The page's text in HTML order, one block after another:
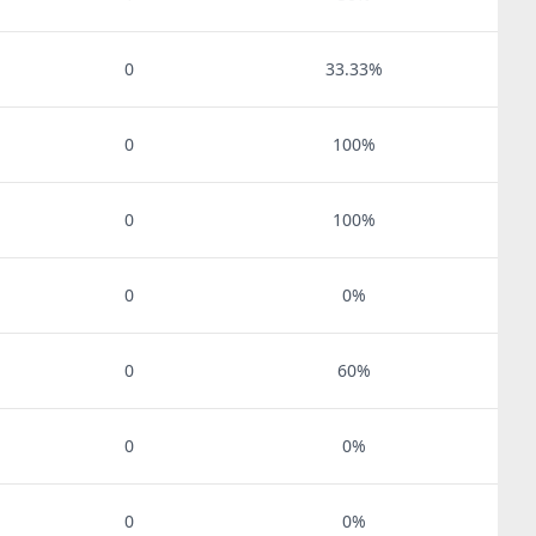
0 33.33%
0 100%
0 100%
0 0%
0 60%
0 0%
0 0%